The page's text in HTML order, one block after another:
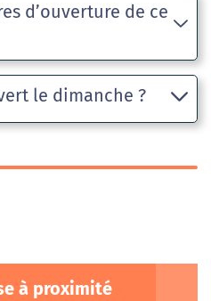
d’ouverture de ce
le dimanche ?
à proximité